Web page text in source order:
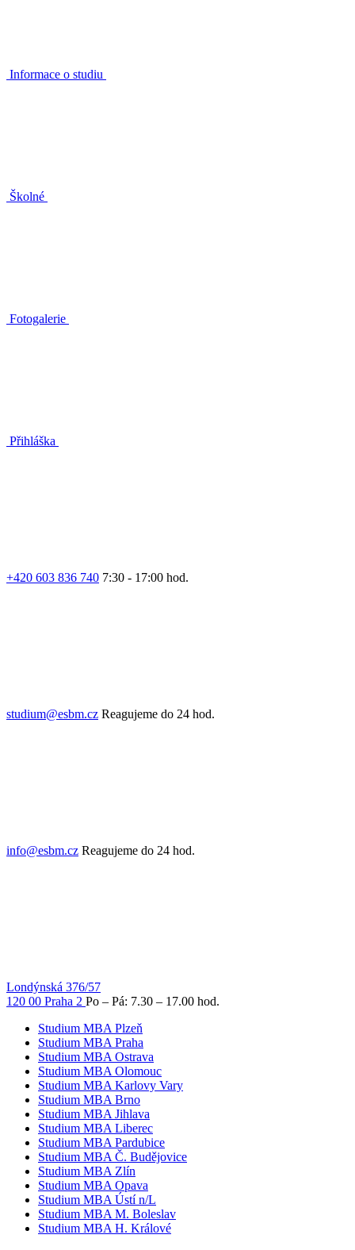
Informace o studiu
Školné
Fotogalerie
Přihláška
+420 603 836 740 7:30 - 17:00 hod.
studium@esbm.cz Reagujeme do 24 hod.
info@esbm.cz Reagujeme do 24 hod.
Londýnská 376/57
120 00 Praha 2 Po – Pá: 7.30 – 17.00 hod.
Studium MBA Plzeň
Studium MBA Praha
Studium MBA Ostrava
Studium MBA Olomouc
Studium MBA Karlovy Vary
Studium MBA Brno
Studium MBA Jihlava
Studium MBA Liberec
Studium MBA Pardubice
Studium MBA Č. Budějovice
Studium MBA Zlín
Studium MBA Opava
Studium MBA Ústí n/L
Studium MBA M. Boleslav
Studium MBA H. Králové